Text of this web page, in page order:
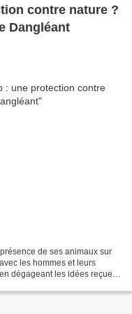
contre nature ?
Dangléant
de ses animaux sur
les hommes et leurs
dégageant les idées reçues